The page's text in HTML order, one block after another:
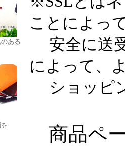
ことによっ
安全に送
によって、
ショッピ
商品ペ
ある